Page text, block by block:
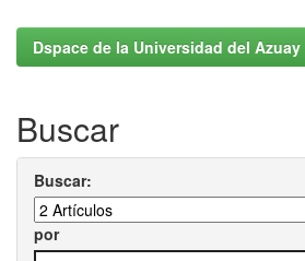
Dspace de la Universidad del Azuay
Buscar
Buscar:
por